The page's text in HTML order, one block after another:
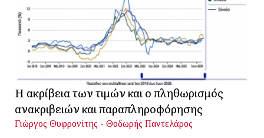
Η ακρίβεια των τιμών και ο πληθωρισμός
ανακριβειών και παραπληροφόρησης
Γιώργος Θυφρονίτης - Θοδωρής Παντελάρος